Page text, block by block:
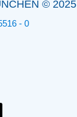
© 2025
- 0